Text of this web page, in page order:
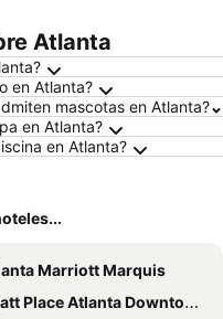
Atlanta
en Atlanta?
mascotas en Atlanta?
en Atlanta?
en Atlanta?
Marriott Marquis
Place Atlanta Downtown